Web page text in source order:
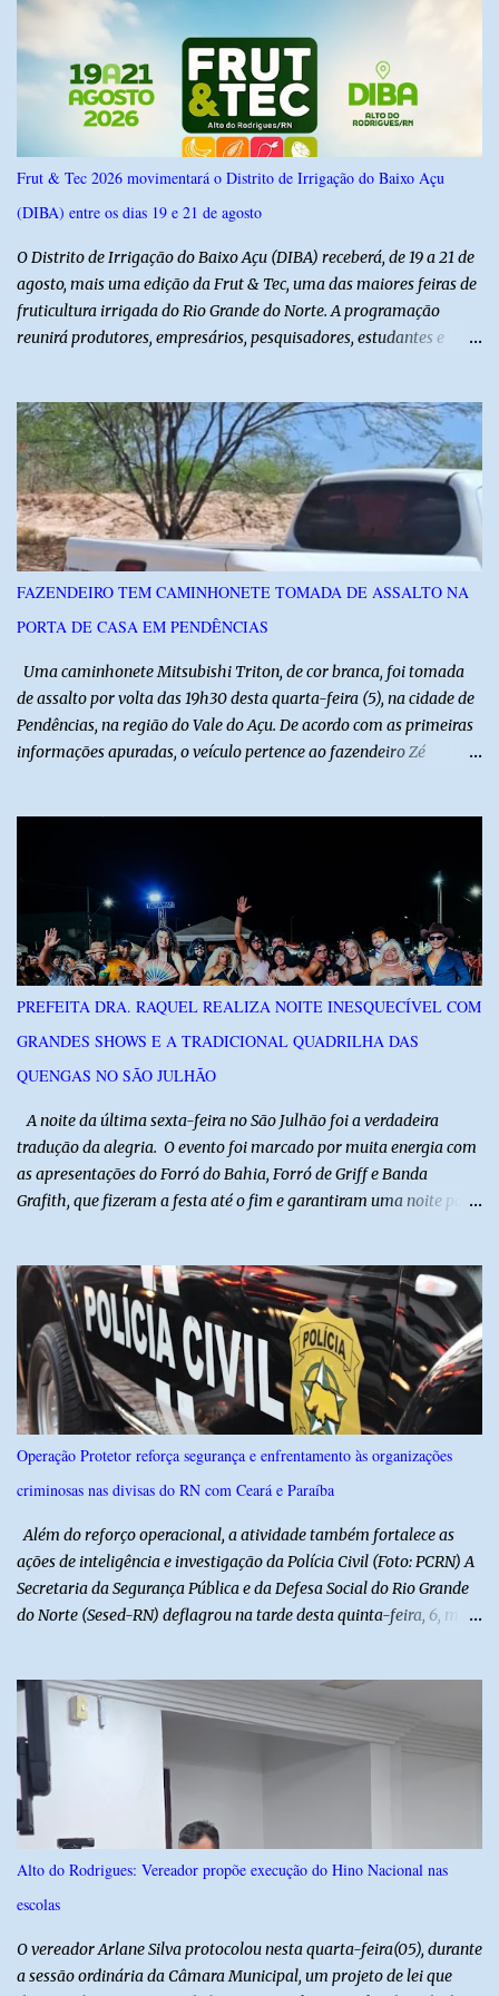
possui margem de erro de 2,5 pontos percentuais e nível de
confiança de 95%. Registro no TSE: RN-09520/2026
Frut & Tec 2026 movimentará o Distrito de Irrigação do Baixo Açu
(DIBA) entre os dias 19 e 21 de agosto
O Distrito de Irrigação do Baixo Açu (DIBA) receberá, de 19 a 21 de
agosto, mais uma edição da Frut & Tec, uma das maiores feiras de
fruticultura irrigada do Rio Grande do Norte. A programação
reunirá produtores, empresários, pesquisadores, estudantes e
instituições e tecnologias voltadas ao setor. Além das atividades
técnicas, a feira contará com programação cultural. No dia 20 de
agosto, o público poderá prestigiar o show de humor com Mução,
seguido de apresentação musical de Vê Barreto. A Frut & Tec
reforça a importância do Distrito de Irrigação do Baixo Açu como
referência na fruticultura irrigada, promovendo conhecimento,
inovação e oportunidades para o desenvolvimento do agronegócio
potiguar. @associacaodiba
FAZENDEIRO TEM CAMINHONETE TOMADA DE ASSALTO NA
PORTA DE CASA EM PENDÊNCIAS
Uma caminhonete Mitsubishi Triton, de cor branca, foi tomada
de assalto por volta das 19h30 desta quarta-feira (5), na cidade de
Pendências, na região do Vale do Açu. De acordo com as primeiras
informações apuradas, o veículo pertence ao fazendeiro Zé
testemunhas, os suspeitos utilizavam roupas semelhantes a
uniformes de empresa, o que pode ter ajudado a não despertar
suspeitas antes da abordagem. Após a ação criminosa, a dupla
fugiu levando a caminhonete em direção ainda desconhecida. A
Polícia Militar foi acionada logo após o crime e realiza diligências
na região na tentativa de localizar o veículo e identificar os
autores do assalto. Qualquer informação que possa ajudar na
localização da caminhonete ou na identificação dos suspeitos pode
PREFEITA DRA. RAQUEL REALIZA NOITE INESQUECÍVEL COM
GRANDES SHOWS E A TRADICIONAL QUADRILHA DAS
QUENGAS NO SÃO JULHÃO
​ A noite da última sexta-feira no São Julhão foi a verdadeira
tradução da alegria. O evento foi marcado por muita energia com
as apresentações do Forró do Bahia, Forró de Griff e Banda
Grafith, que fizeram a festa até o fim e garantiram uma noite para
tradicional Quadrilha das Quengas tomou conta das ruas do Alto
com muita criatividade, alegria e irreverência, levando o público a
acompanhar cada passo desse grande cortejo que já faz parte da
identidade da festa. Entre risos, tradição e muita animação, a
Quadrilha das Quengas mostrou mais uma vez que cultura
popular também é feita de diversão e de um povo que sabe
celebrar suas raízes. ​O sucesso desta edição reforça o compromisso
da administração da Prefeita Dra. Raquel com o resgate e a
valorização das tradições, unindo grandes atrações musicais e
Operação Protetor reforça segurança e enfrentamento às organizações
criminosas nas divisas do RN com Ceará e Paraíba
Além do reforço operacional, a atividade também fortalece as
ações de inteligência e investigação da Polícia Civil (Foto: PCRN) A
Secretaria da Segurança Pública e da Defesa Social do Rio Grande
do Norte (Sesed-RN) deflagrou na tarde desta quinta-feira, 6, mais
da segurança pública para o enfrentamento de organizações
criminosas nos municípios localizados nas divisas do Rio Grande
do Norte com os estados do Ceará e da Paraíba. A mobilização,
com concentração e saída de equipes policiais, ocorreu às 16h, no
município de Baraúna, no Oeste potiguar. A operação reúne
efetivos da Polícia Militar do Rio Grande do Norte, da Polícia Civil
do Rio Grande do Norte e da Polícia Militar do Ceará, reforçando a
atuação integrada entre as forças de segurança e intensificando o
combate à criminalidade nas áreas de fronteira interestadual. As
Alto do Rodrigues: Vereador propõe execução do Hino Nacional nas
escolas
O vereador Arlane Silva protocolou nesta quarta-feira(05), durante
a sessão ordinária da Câmara Municipal, um projeto de lei que